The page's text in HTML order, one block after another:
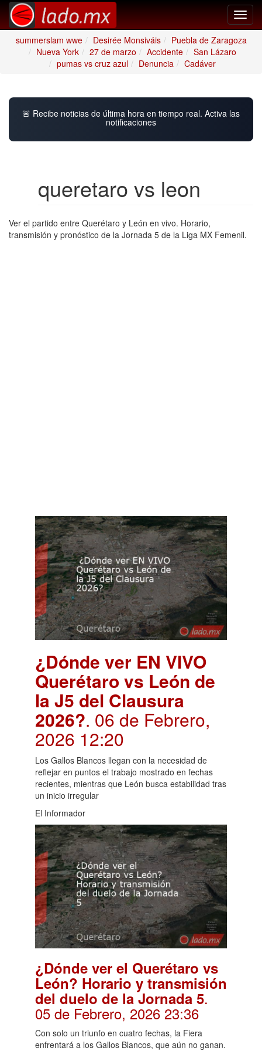
summerslam wwe
Desirée Monsiváis
Puebla de Zaragoza
Nueva York
27 de marzo Accidente
San Lázaro
pumas vs cruz azul
Denuncia Cadáver
🚨 Recibe noticias de última hora en tiempo real. Activa las
notificaciones
queretaro vs leon
Ver el partido entre Querétaro y León en vivo. Horario,
transmisión y pronóstico de la Jornada 5 de la Liga MX Femenil.
¿Dónde ver EN VIVO
Querétaro vs León de
la J5 del Clausura
2026?. 06 de Febrero,
2026 12:20
Los Gallos Blancos llegan con la necesidad de
reflejar en puntos el trabajo mostrado en fechas
recientes, mientras que León busca estabilidad tras
un inicio irregular
El Informador
¿Dónde ver el Querétaro vs
León? Horario y transmisión
del duelo de la Jornada 5.
05 de Febrero, 2026 23:36
Con solo un triunfo en cuatro fechas, la Fiera
enfrentará a los Gallos Blancos, que aún no ganan.